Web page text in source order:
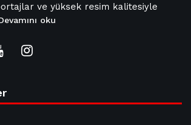
ve yüksek resim kalitesiyle
oku